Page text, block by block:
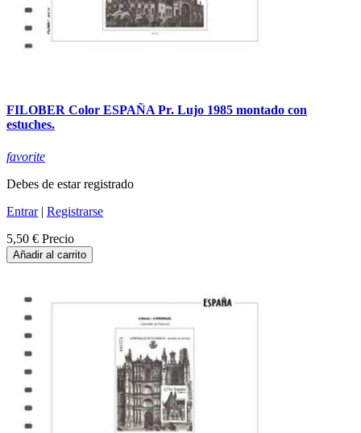
FILOBER Color ESPAÑA Pr. Lujo 1985 montado con
estuches.
favorite
Debes de estar registrado
Entrar| Registrarse
5,50 € Precio
Añadir al carrito